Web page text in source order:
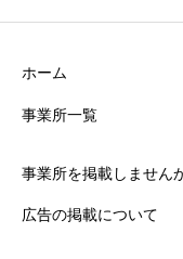
ホーム
事業所一覧
事業所を掲載しません
広告の掲載について